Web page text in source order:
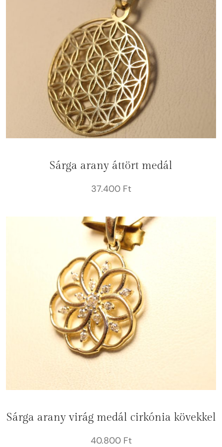
Sárga arany áttört medál
37.400 Ft
Sárga arany virág medál cirkónia kövekkel
40.800 Ft